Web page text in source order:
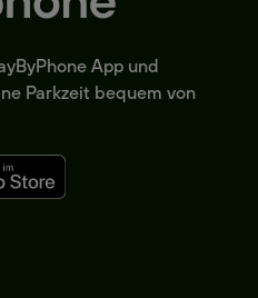
App und
Parkzeit bequem von